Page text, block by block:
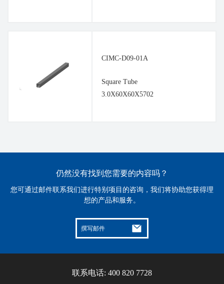
CIMC-D09-01A
Square Tube
3.0X60X60X5702
仍然没有找到您需要的内容吗？
您可通过邮件联系我们进行特别项目的咨询，我们将协助您获得理
想的产品和服务。
撰写邮件
联系电话: 400 820 7728